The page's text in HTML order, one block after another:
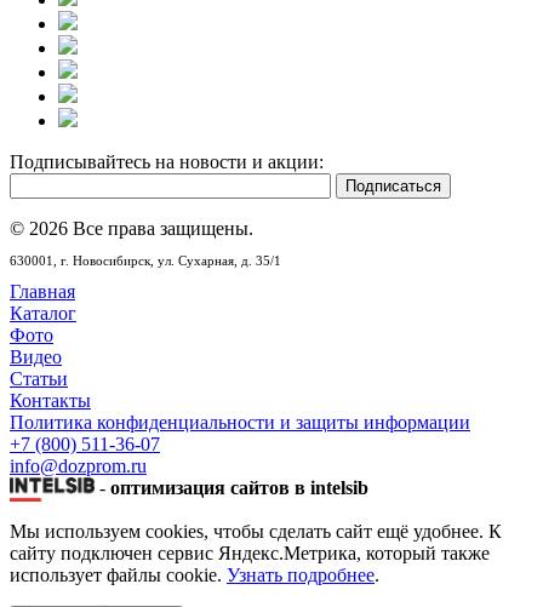
Подписывайтесь на новости и акции:
© 2026 Все права защищены.
630001, г. Новосибирск, ул. Сухарная, д. 35/1
Главная
Каталог
Фото
Видео
Статьи
Контакты
Политика конфиденциальности и защиты информации
+7 (800) 511-36-07
info@dozprom.ru
- оптимизация сайтов в intelsib
Мы используем cookies, чтобы сделать сайт ещё удобнее. К
сайту подключен сервис Яндекс.Метрика, который также
использует файлы cookie. Узнать подробнее.